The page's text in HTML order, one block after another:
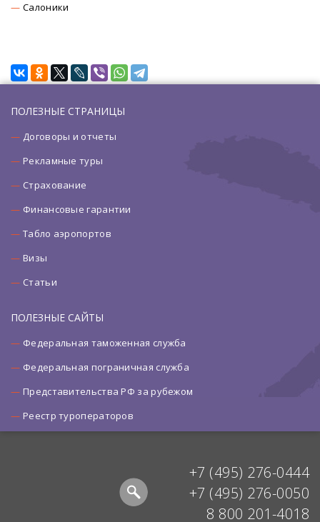
Салоники
ПОЛЕЗНЫЕ СТРАНИЦЫ
Договоры и отчеты
Рекламные туры
Страхование
Финансовые гарантии
Табло аэропортов
Визы
Статьи
ПОЛЕЗНЫЕ САЙТЫ
Федеральная таможенная служба
Федеральная пограничная служба
Представительства РФ за рубежом
Реестр туроператоров
+7 (495) 276-0444
+7 (495) 276-0050
8 800 201-4018